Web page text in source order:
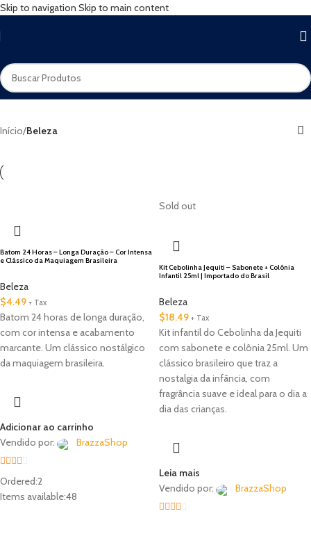
Skip to navigation Skip to main content
Início/Beleza
Batom 24 Horas – Longa Duração – Cor Intensa
e Clássico da Maquiagem Brasileira
Beleza
$4.49 + Tax
Batom 24 horas de longa duração,
com cor intensa e acabamento
marcante. Um clássico nostálgico
da maquiagem brasileira.
Adicionar ao carrinho
Vendido por:
BrazzaShop
2out
of 5
Ordered:2
Items available:48
Sold out
Kit Cebolinha Jequiti – Sabonete + Colônia
Infantil 25ml | Importado do Brasil
Beleza
$18.49 + Tax
Kit infantil do Cebolinha da Jequiti
com sabonete e colônia 25ml. Um
clássico brasileiro que traz a
nostalgia da infância, com
fragrância suave e ideal para o dia a
dia das crianças.
Leia mais
Vendido por:
BrazzaShop